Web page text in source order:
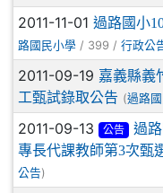
2011-11-01 過路國小
路國民小學 / 399 / 行政公
2011-09-19 嘉義縣義
工甄試錄取公告 (過路
2011-09-13 公告
過
專長代課教師第3次甄
公告)